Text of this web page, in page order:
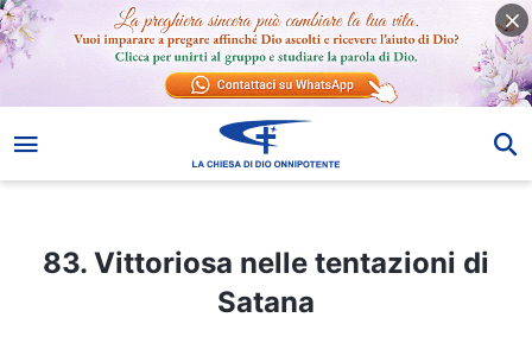
83. Vittoriosa nelle tentazioni di Satana
83. Vittoriosa nelle tentazioni di
Satana